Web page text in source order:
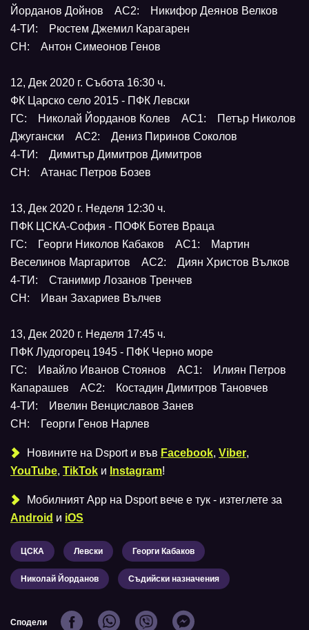
Йорданов Дойнов АС2: Никифор Деянов Велков
4-ТИ: Рюстем Джемил Карагарен
СН: Антон Симеонов Генов
12, Дек 2020 г. Събота 16:30 ч.
ФК Царско село 2015 - ПФК Левски
ГС: Николай Йорданов Колев АС1: Петър Николов
Джугански АС2: Дениз Пиринов Соколов
4-ТИ: Димитър Димитров Димитров
СН: Атанас Петров Бозев
13, Дек 2020 г. Неделя 12:30 ч.
ПФК ЦСКА-София - ПОФК Ботев Враца
ГС: Георги Николов Кабаков АС1: Мартин
Веселинов Маргаритов АС2: Диян Христов Вълков
4-ТИ: Станимир Лозанов Тренчев
СН: Иван Захариев Вълчев
13, Дек 2020 г. Неделя 17:45 ч.
ПФК Лудогорец 1945 - ПФК Черно море
ГС: Ивайло Иванов Стоянов АС1: Илиян Петров
Капарашев АС2: Костадин Димитров Тановчев
4-ТИ: Ивелин Венциславов Занев
СН: Георги Генов Нарлев
Новините на Dsport и във Facebook, Viber,
YouTube, TikTok и Instagram!
Мобилният Аpp на Dsport вече е тук - изтеглете за
Android и iOS
ЦСКА Левски Георги Кабаков
Николай Йорданов Съдийски назначения
Сподели